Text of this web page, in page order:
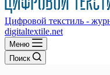
Цифровой текстиль -
digitaltextile.net
Меню
Поиск